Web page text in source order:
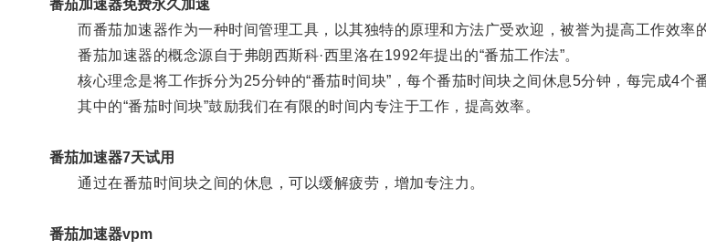
番茄加速器免费永久加速
而番茄加速器作为一种时间管理工具，以其独特的原理和方法广受欢迎，被誉为提高工作效率的
番茄加速器的概念源自于弗朗西斯科·西里洛在1992年提出的“番茄工作法”。
核心理念是将工作拆分为25分钟的“番茄时间块”，每个番茄时间块之间休息5分钟，每完成4个
其中的“番茄时间块”鼓励我们在有限的时间内专注于工作，提高效率。
番茄加速器7天试用
通过在番茄时间块之间的休息，可以缓解疲劳，增加专注力。
番茄加速器vpm